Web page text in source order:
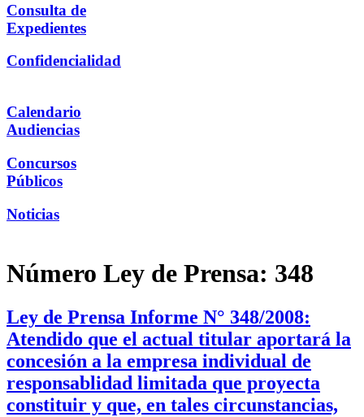
Consulta de
Expedientes
Confidencialidad
Calendario
Audiencias
Concursos
Públicos
Noticias
Número Ley de Prensa: 348
Ley de Prensa Informe N° 348/2008:
Atendido que el actual titular aportará la
concesión a la empresa individual de
responsablidad limitada que proyecta
constituir y que, en tales circunstancias,